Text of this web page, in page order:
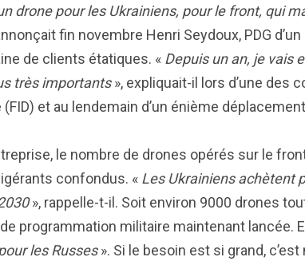
drone pour les Ukrainiens, pour le front, qui
fin novembre Henri Seydoux, PDG
de clients étatiques. « Depuis un an, je vais
très importants», expliquait-il lors d’une des
et au lendemain d’un énième
le nombre de drones opérés sur le
confondus. « Les Ukrainiens achètent
», rappelle-t-il. Soit environ 9000 drones
de programmation militaire maintenant lancée.
les Russes». Si le besoin est si grand,